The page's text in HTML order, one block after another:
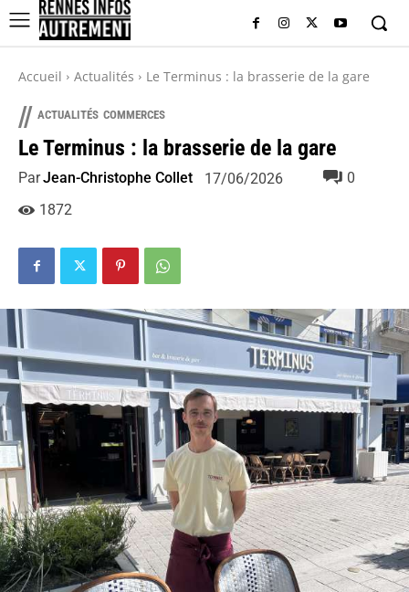
Accueil Actualités Le Terminus : la brasserie de la gare
// ACTUALITÉS COMMERCES
Le Terminus : la brasserie de la gare
ParJean-Christophe Collet 17/06/2026
0
1872